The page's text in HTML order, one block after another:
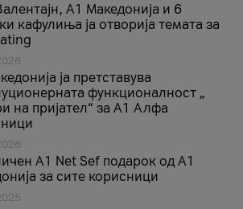
A1 Македонија и 6
кафулиња ја отворија темата за
ја претставува
функционалност „
на пријател“ за А1 Алфа
A1 Net Sеf подарок од А1
за сите корисници